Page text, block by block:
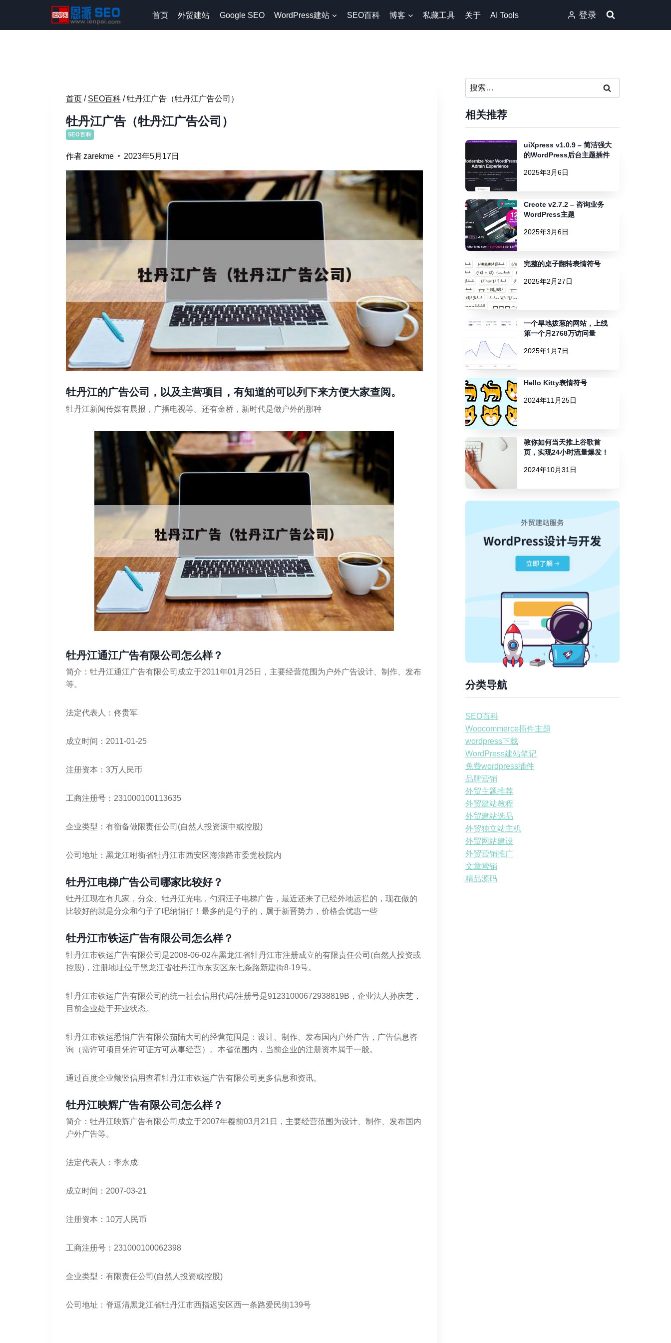
内
首页 外贸建站 Google SEO WordPress建站 SEO百科 博客 私藏工具 关于 AI Tools 登录
首页 / SEO百科 / 牡丹江广告（牡丹江广告公司）
牡丹江广告（牡丹江广告公司）
SEO百科
作者zarekme 2023年5月17日
牡丹江的广告公司，以及主营项目，有知道的可以列下来方便大家查阅。
牡丹江新闻传媒有晨报，广播电视等。还有金桥，新时代是做户外的那种
牡丹江通江广告有限公司怎么样？
简介：牡丹江通江广告有限公司成立于2011年01月25日，主要经营范围为户外广告设计、制作、发布
等。
法定代表人：佟贵军
成立时间：2011-01-25
注册资本：3万人民币
工商注册号：231000100113635
企业类型：有衡备做限责任公司(自然人投资滚中或控股)
公司地址：黑龙江咐衡省牡丹江市西安区海浪路市委党校院内
牡丹江电梯广告公司哪家比较好？
牡丹江现在有几家，分众、牡丹江光电，勺洞汪子电梯广告，最近还来了已经外地运拦的，现在做的
比较好的就是分众和勺子了吧纳悄仔！最多的是勺子的，属于新晋势力，价格会优惠一些
牡丹江市铁运广告有限公司怎么样？
牡丹江市铁运广告有限公司是2008-06-02在黑龙江省牡丹江市注册成立的有限责任公司(自然人投资或
控股)，注册地址位于黑龙江省牡丹江市东安区东七条路新建街8-19号。
牡丹江市铁运广告有限公司的统一社会信用代码/注册号是91231000672938819B，企业法人孙庆芝，
目前企业处于开业状态。
牡丹江市铁运悉悄广告有限公茄陆大司的经营范围是：设计、制作、发布国内户外广告，广告信息咨
询（需许可项目凭许可证方可从事经营）。本省范围内，当前企业的注册资本属于一般。
通过百度企业颤竖信用查看牡丹江市铁运广告有限公司更多信息和资讯。
牡丹江映辉广告有限公司怎么样？
简介：牡丹江映辉广告有限公司成立于2007年樱前03月21日，主要经营范围为设计、制作、发布国内
户外广告等。
法定代表人：李永成
成立时间：2007-03-21
注册资本：10万人民币
工商注册号：231000100062398
企业类型：有限责任公司(自然人投资或控股)
公司地址：脊逗清黑龙江省牡丹江市西指迟安区西一条路爱民街139号
搜
索：
相关推荐
uiXpress v1.0.9 – 简洁强大
的WordPress后台主题插件
2025年3月6日
Creote v2.7.2 – 咨询业务
WordPress主题
2025年3月6日
完整的桌子翻转表情符号
2025年2月27日
一个旱地拔葱的网站，上线
第一个月2768万访问量
2025年1月7日
Hello Kitty表情符号
2024年11月25日
教你如何当天推上谷歌首
页，实现24小时流量爆发！
2024年10月31日
分类导航
SEO百科
Woocommerce插件主题
wordpress下载
WordPress建站笔记
免费wordpress插件
品牌营销
外贸主题推荐
外贸建站教程
外贸建站选品
外贸独立站主机
外贸网站建设
外贸营销推广
文章营销
精品源码